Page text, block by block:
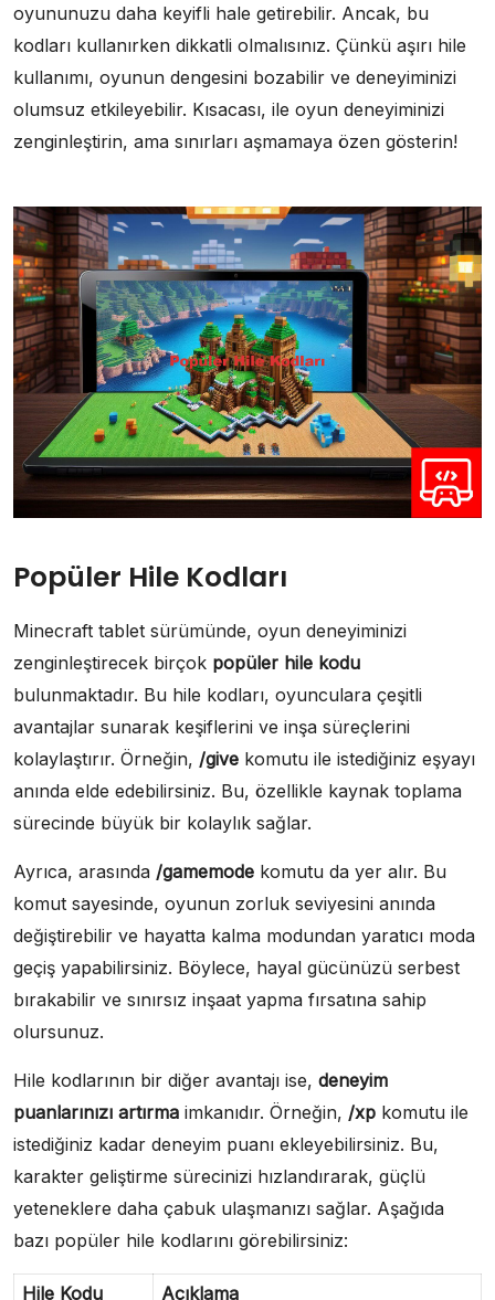
oyununuzu daha keyifli hale getirebilir. Ancak, bu
kodları kullanırken dikkatli olmalısınız. Çünkü aşırı hile
kullanımı, oyunun dengesini bozabilir ve deneyiminizi
olumsuz etkileyebilir. Kısacası, ile oyun deneyiminizi
zenginleştirin, ama sınırları aşmamaya özen gösterin!
Popüler Hile Kodları
Minecraft tablet sürümünde, oyun deneyiminizi
zenginleştirecek birçok popüler hile kodu
bulunmaktadır. Bu hile kodları, oyunculara çeşitli
avantajlar sunarak keşiflerini ve inşa süreçlerini
kolaylaştırır. Örneğin, /give komutu ile istediğiniz eşyayı
anında elde edebilirsiniz. Bu, özellikle kaynak toplama
sürecinde büyük bir kolaylık sağlar.
Ayrıca, arasında /gamemode komutu da yer alır. Bu
komut sayesinde, oyunun zorluk seviyesini anında
değiştirebilir ve hayatta kalma modundan yaratıcı moda
geçiş yapabilirsiniz. Böylece, hayal gücünüzü serbest
bırakabilir ve sınırsız inşaat yapma fırsatına sahip
olursunuz.
Hile kodlarının bir diğer avantajı ise, deneyim
puanlarınızı artırma imkanıdır. Örneğin, /xp komutu ile
istediğiniz kadar deneyim puanı ekleyebilirsiniz. Bu,
karakter geliştirme sürecinizi hızlandırarak, güçlü
yeteneklere daha çabuk ulaşmanızı sağlar. Aşağıda
bazı popüler hile kodlarını görebilirsiniz:
Hile Kodu Açıklama